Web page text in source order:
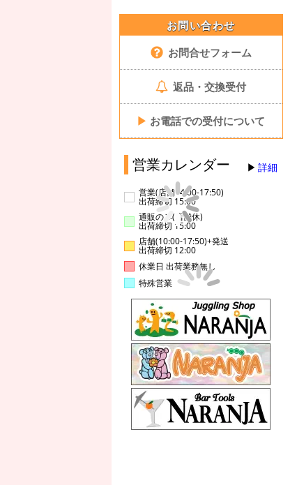
お問い合わせ
お問合せフォーム
返品・交換受付
▶ お電話での受付について
営業カレンダー 詳細
営業(店舗14:00-17:50)
出荷締切 15:00
通販のみ(店舗休)
出荷締切 15:00
店舗(10:00-17:50)+発送
出荷締切 12:00
休業日 出荷業務無し
特殊営業